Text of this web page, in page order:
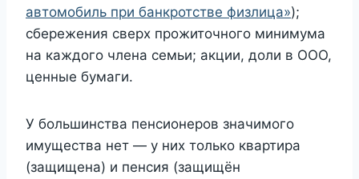
автомобиль при банкротстве физлица»);
сбережения сверх прожиточного минимума
на каждого члена семьи; акции, доли в ООО,
ценные бумаги.
У большинства пенсионеров значимого
имущества нет — у них только квартира
(защищена) и пенсия (защищён